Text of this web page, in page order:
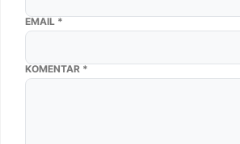
KOMENTAR *
EMAIL *